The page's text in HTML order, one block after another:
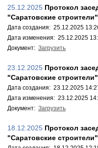
25.12.2025 Протокол
"Саратовские
Дата создания: 25.12.2025
Дата изменения: 25.12.2025
Документ: Загрузить
23.12.2025 Протокол
"Саратовские
Дата создания: 23.12.2025
Дата изменения: 23.12.2025
Документ: Загрузить
18.12.2025 Протокол
"Саратовские